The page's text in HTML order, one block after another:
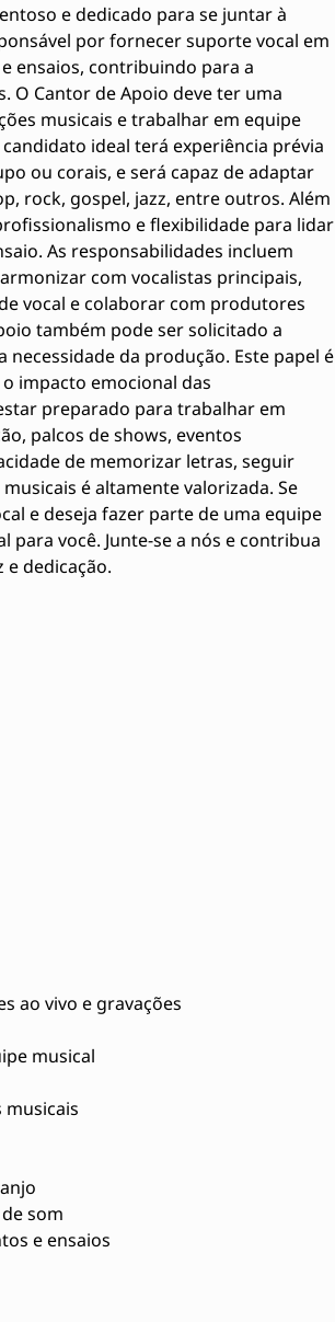
e dedicado para se juntar à
por fornecer suporte vocal em
ensaios, contribuindo para a
O Cantor de Apoio deve ter uma
musicais e trabalhar em equipe
ideal terá experiência prévia
ou corais, e será capaz de adaptar
rock, gospel, jazz, entre outros. Além
e flexibilidade para lidar
As responsabilidades incluem
com vocalistas principais,
vocal e colaborar com produtores
também pode ser solicitado a
da produção. Este papel é
impacto emocional das
preparado para trabalhar em
palcos de shows, eventos
de memorizar letras, seguir
é altamente valorizada. Se
e deseja fazer parte de uma equipe
você. Junte-se a nós e contribua
dedicação.
ao vivo e gravações
musical
som
e ensaios